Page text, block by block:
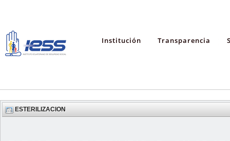
Institución Transparencia
ESTERILIZACION